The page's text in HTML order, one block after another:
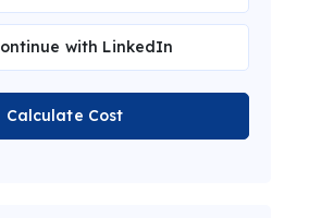
with LinkedIn
Calculate Cost